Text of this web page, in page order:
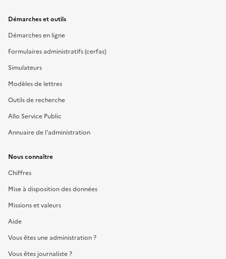
Démarches et outils
Démarches en ligne
Formulaires administratifs (cerfas)
Simulateurs
Modèles de lettres
Outils de recherche
Allo Service Public
Annuaire de l'administration
Nous connaître
Chiffres
Mise à disposition des données
Missions et valeurs
Aide
Vous êtes une administration ?
Vous êtes journaliste ?